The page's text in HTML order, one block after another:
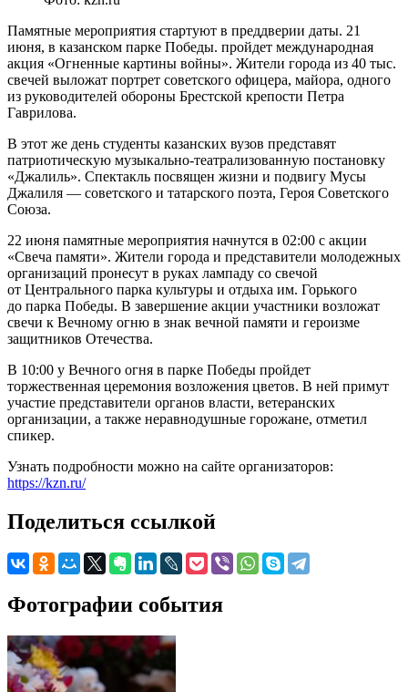
Памятные мероприятия стартуют в преддверии даты. 21
июня, в казанском парке Победы. пройдет международная
акция «Огненные картины войны». Жители города из 40 тыс.
свечей выложат портрет советского офицера, майора, одного
из руководителей обороны Брестской крепости Петра
Гаврилова.
В этот же день студенты казанских вузов представят
патриотическую музыкально-театрализованную постановку
«Джалиль». Спектакль посвящен жизни и подвигу Мусы
Джалиля — советского и татарского поэта, Героя Советского
Союза.
22 июня памятные мероприятия начнутся в 02:00 с акции
«Свеча памяти». Жители города и представители молодежных
организаций пронесут в руках лампаду со свечой
от Центрального парка культуры и отдыха им. Горького
до парка Победы. В завершение акции участники возложат
свечи к Вечному огню в знак вечной памяти и героизме
защитников Отечества.
В 10:00 у Вечного огня в парке Победы пройдет
торжественная церемония возложения цветов. В ней примут
участие представители органов власти, ветеранских
организации, а также неравнодушные горожане, отметил
спикер.
Узнать подробности можно на сайте организаторов:
https://kzn.ru/
Поделиться ссылкой
Фотографии события